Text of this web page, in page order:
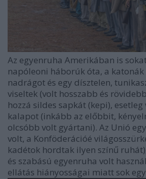
Az egyenruha Amerikában is
napóleoni háborúk óta, a katonák
nadrágot és egy dísztelen,
viseltek (volt hosszabb és
hozzá sildes sapkát (kepi),
kalapot (inkább az előbbit,
olcsóbb volt gyártani). Az Unió
volt, a Konföderációé
kadétok hordtak ilyen színű
és szabású egyenruha volt
ellátás hiányosságai miatt sok